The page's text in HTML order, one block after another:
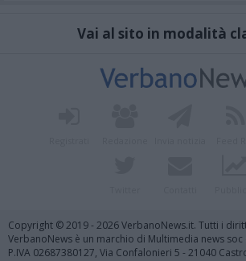
Vai al sito in modalità
Copyright © 2019 - 2026 VerbanoNews.it. Tutti i
VerbanoNews è un marchio di Multimedia news soc
P.IVA 02687380127, Via Confalonieri 5 - 21040